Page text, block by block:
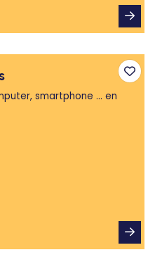
smartphone ... en